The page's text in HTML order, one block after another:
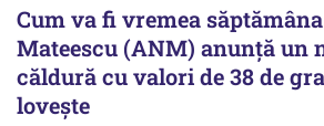
Cum va fi vremea
Mateescu (ANM) anunță un
căldură cu valori de 38 de
lovește